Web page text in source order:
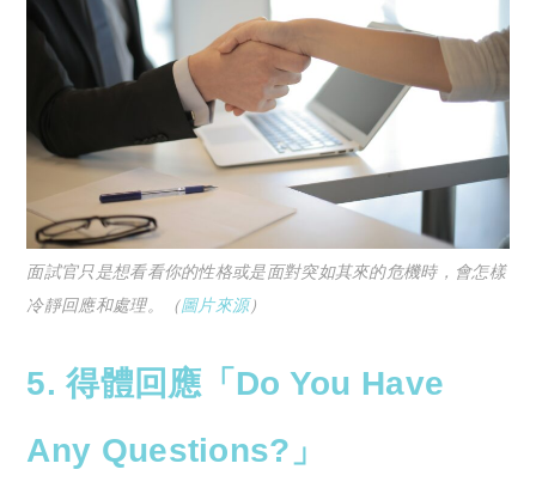
面試官只是想看看你的性格或是面對突如其來的危機時，會怎樣
冷靜回應和處理。（圖片來源）
5.得體回應「 Do You Have
Any Questions?」